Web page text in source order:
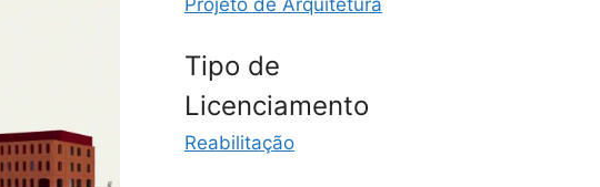
Tipo de
Licenciamento
Reabilitação